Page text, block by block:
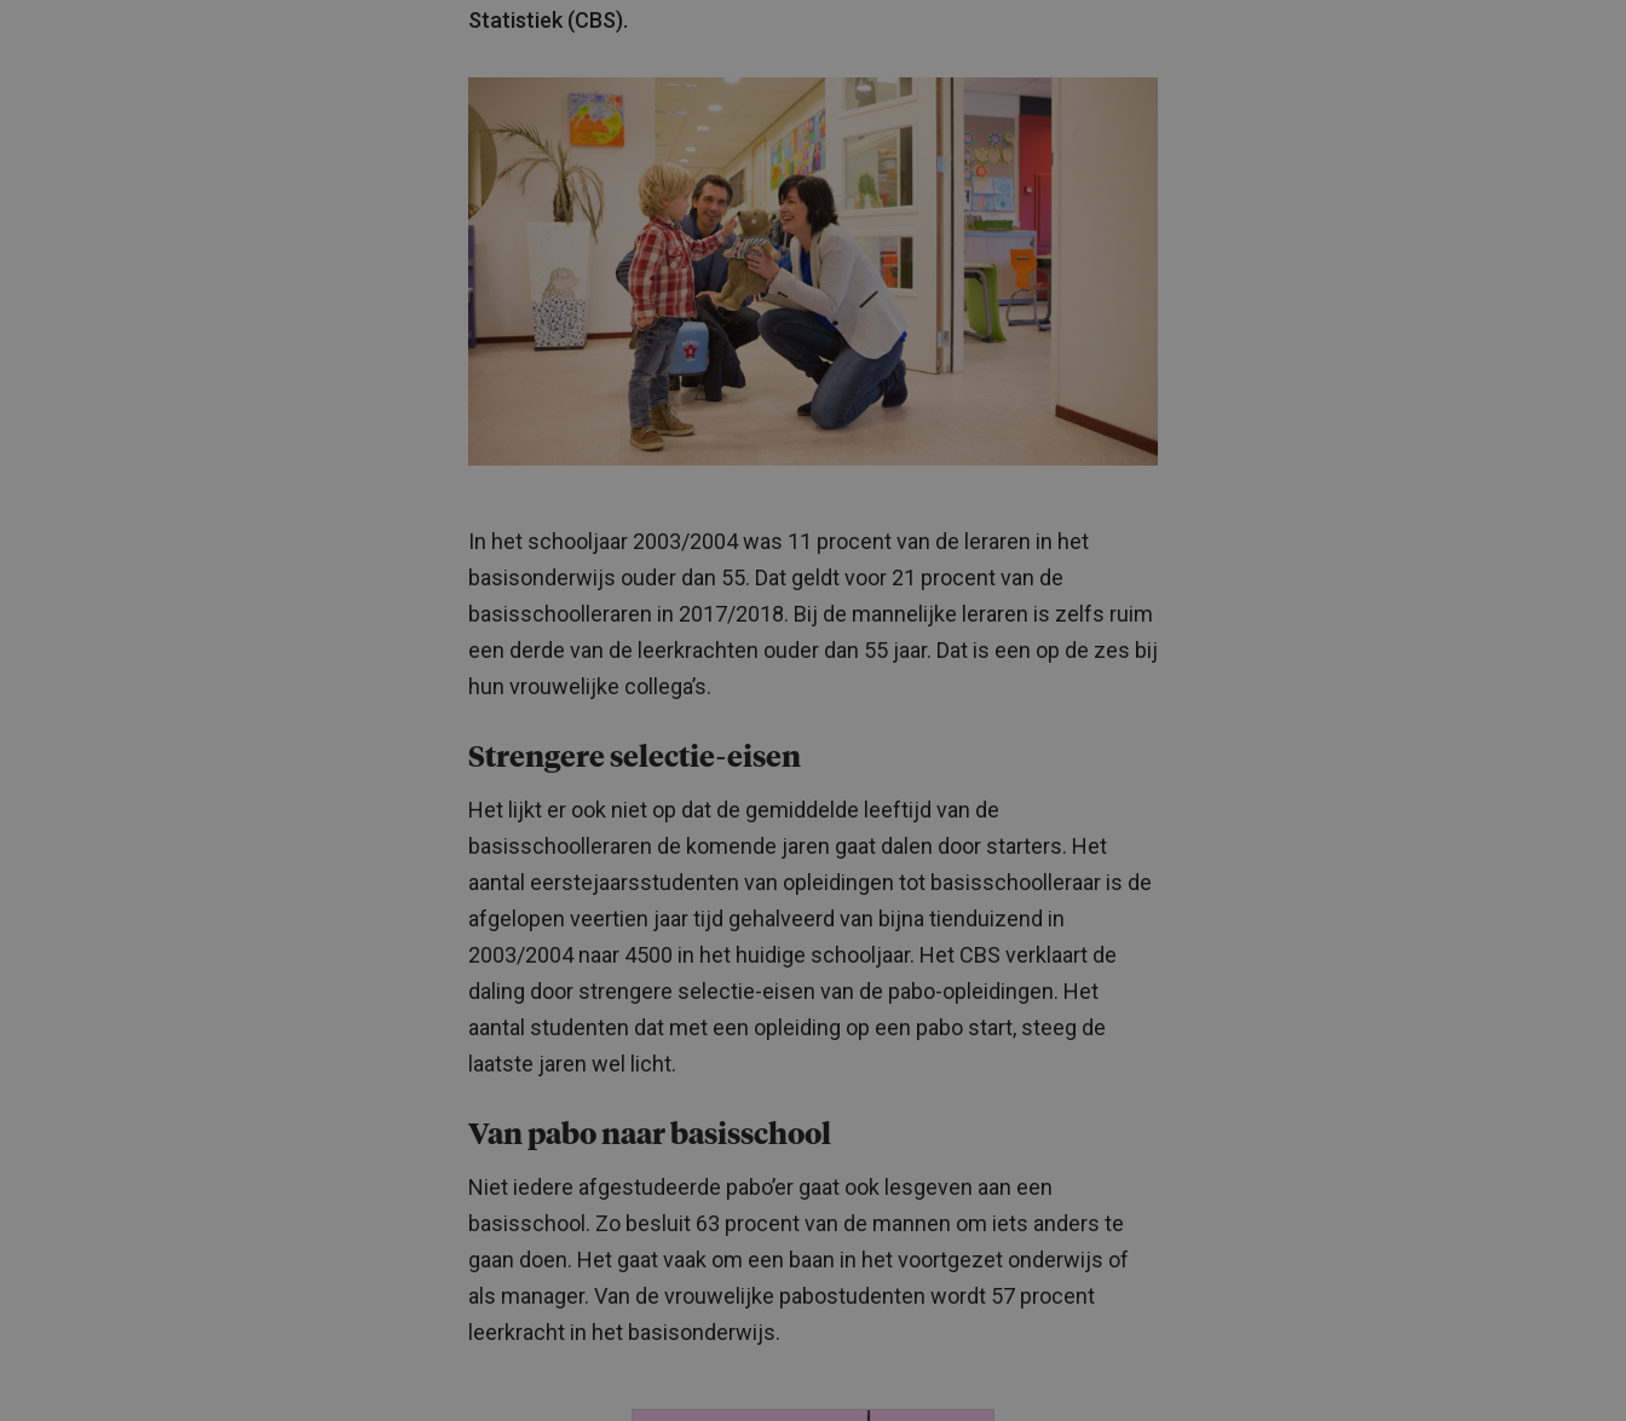
Statistiek (CBS).
In het schooljaar 2003/2004 was 11 procent van de leraren in het
basisonderwijs ouder dan 55. Dat geldt voor 21 procent van de
basisschoolleraren in 2017/2018. Bij de mannelijke leraren is zelfs ruim
een derde van de leerkrachten ouder dan 55 jaar. Dat is een op de zes bij
hun vrouwelijke collega’s.
Strengere selectie-eisen
Het lijkt er ook niet op dat de gemiddelde leeftijd van de
basisschoolleraren de komende jaren gaat dalen door starters. Het
aantal eerstejaarsstudenten van opleidingen tot basisschoolleraar is de
afgelopen veertien jaar tijd gehalveerd van bijna tienduizend in
2003/2004 naar 4500 in het huidige schooljaar. Het CBS verklaart de
daling door strengere selectie-eisen van de pabo-opleidingen. Het
aantal studenten dat met een opleiding op een pabo start, steeg de
laatste jaren wel licht.
Van pabo naar basisschool
Niet iedere afgestudeerde pabo’er gaat ook lesgeven aan een
basisschool. Zo besluit 63 procent van de mannen om iets anders te
gaan doen. Het gaat vaak om een baan in het voortgezet onderwijs of
als manager. Van de vrouwelijke pabostudenten wordt 57 procent
leerkracht in het basisonderwijs.